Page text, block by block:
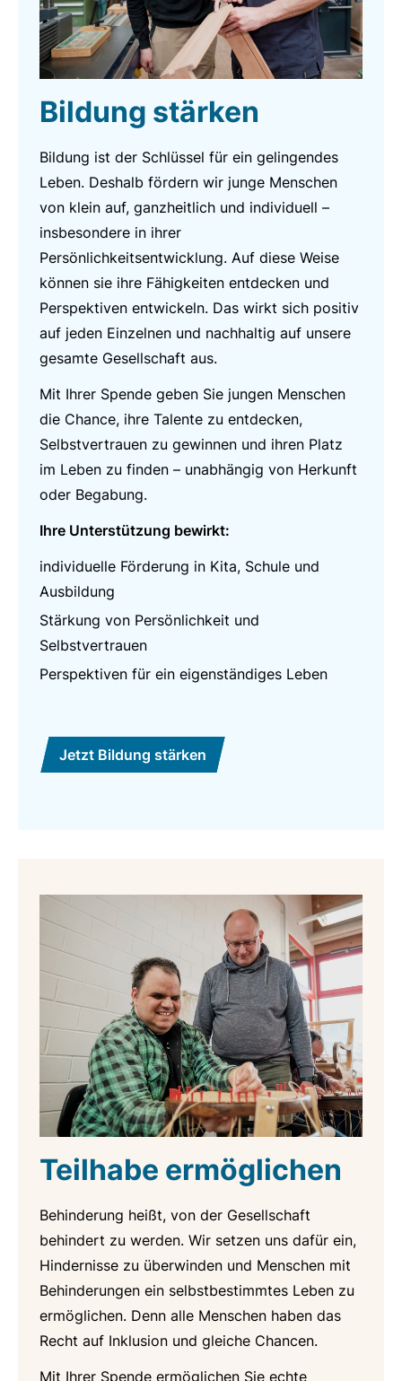
Bildung stärken
Bildung ist der Schlüssel für ein gelingendes
Leben. Deshalb fördern wir junge Menschen
von klein auf, ganzheitlich und individuell –
insbesondere in ihrer
Persönlichkeitsentwicklung. Auf diese Weise
können sie ihre Fähigkeiten entdecken und
Perspektiven entwickeln. Das wirkt sich positiv
auf jeden Einzelnen und nachhaltig auf unsere
gesamte Gesellschaft aus.
Mit Ihrer Spende geben Sie jungen Menschen
die Chance, ihre Talente zu entdecken,
Selbstvertrauen zu gewinnen und ihren Platz
im Leben zu finden – unabhängig von Herkunft
oder Begabung.
Ihre Unterstützung bewirkt:
individuelle Förderung in Kita, Schule und
Ausbildung
Stärkung von Persönlichkeit und
Selbstvertrauen
Perspektiven für ein eigenständiges Leben
Jetzt Bildung stärken
Teilhabe ermöglichen
Behinderung heißt, von der Gesellschaft
behindert zu werden. Wir setzen uns dafür ein,
Hindernisse zu überwinden und Menschen mit
Behinderungen ein selbstbestimmtes Leben zu
ermöglichen. Denn alle Menschen haben das
Recht auf Inklusion und gleiche Chancen.
Mit Ihrer Spende ermöglichen Sie echte